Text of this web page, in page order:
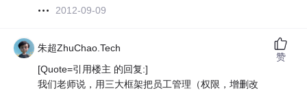
2012-09-09
朱超ZhuChao.Tech
[Quote=引用楼主 的回复:]
我们老师说，用三大框架把员工管理（权限，增删改
赞